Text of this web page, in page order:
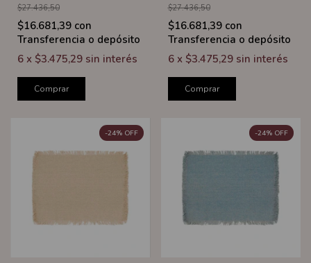
$27.436,50
$16.681,39 con
Transferencia o depósito
6 x $3.475,29 sin interés
Comprar
$27.436,50
$16.681,39 con
Transferencia o depósito
6 x $3.475,29 sin interés
Comprar
-24% OFF -24% OFF